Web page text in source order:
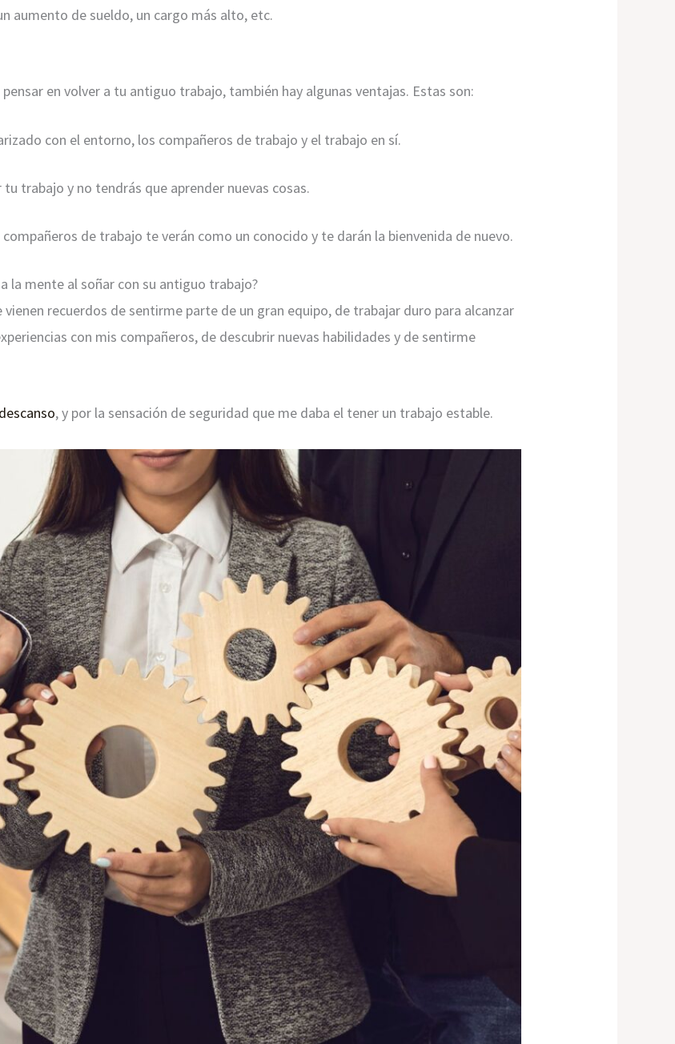
aumento de sueldo, un cargo más alto, etc.
en volver a tu antiguo trabajo, también hay algunas ventajas. Estas son:
con el entorno, los compañeros de trabajo y el trabajo en sí.
tu trabajo y no tendrás que aprender nuevas cosas.
de trabajo te verán como un conocido y te darán la bienvenida de nuevo.
la mente al soñar con su antiguo trabajo?
recuerdos de sentirme parte de un gran equipo, de trabajar duro para alcanzar
con mis compañeros, de descubrir nuevas habilidades y de sentirme
descanso, y por la sensación de seguridad que me daba el tener un trabajo estable.